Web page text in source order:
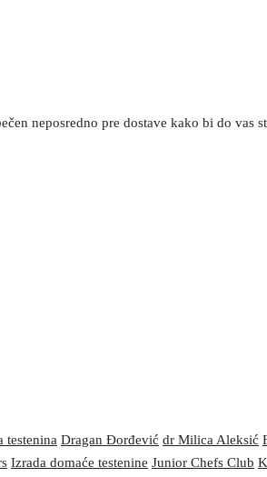
neposredno pre dostave kako bi do
testenina Dragan Đorđević dr Milica Aleksić
Izrada domaće testenine Junior Chefs Club